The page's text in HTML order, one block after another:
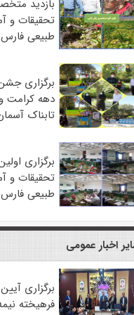
بازدید
تحقیقات و
طبیعی فارس
برگزاری
دهه کرامت
تابناک
برگزاری
تحقیقات و
طبیعی فارس
اخبار عمومی
برگزاری